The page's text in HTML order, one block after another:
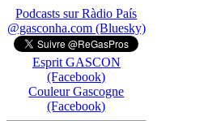
Podcasts sur Ràdio País
@gasconha.com (Bluesky)
Esprit GASCON
(Facebook)
Couleur Gascogne
(Facebook)